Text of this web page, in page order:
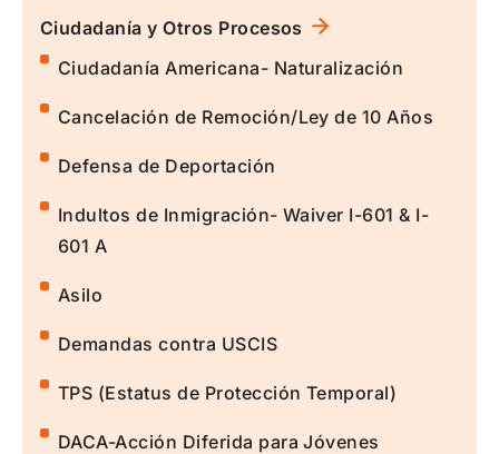
Ciudadanía y Otros Procesos
Ciudadanía Americana- Naturalización
Cancelación de Remoción/Ley de 10 Años
Defensa de Deportación
Indultos de Inmigración- Waiver I-601 & I-
601 A
Asilo
Demandas contra USCIS
TPS (Estatus de Protección Temporal)
DACA-Acción Diferida para Jóvenes